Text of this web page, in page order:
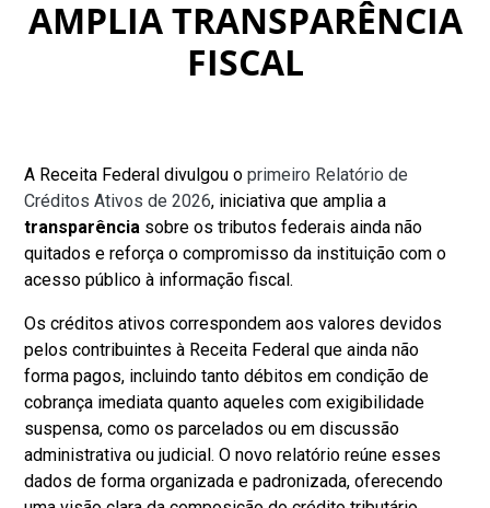
AMPLIA TRANSPARÊNCIA
FISCAL
A Receita Federal divulgou oprimeiro Relatório de
Créditos Ativos de 2026, iniciativa que amplia a
transparência sobre os tributos federais ainda não
quitados e reforça o compromisso da instituição com o
acesso público à informação fiscal.
Os créditos ativos correspondem aos valores devidos
pelos contribuintes à Receita Federal que ainda não
forma pagos, incluindo tanto débitos em condição de
cobrança imediata quanto aqueles com exigibilidade
suspensa, como os parcelados ou em discussão
administrativa ou judicial. O novo relatório reúne esses
dados de forma organizada e padronizada, oferecendo